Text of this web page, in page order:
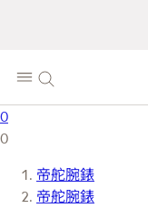
0
0
帝舵腕錶
帝舵腕錶